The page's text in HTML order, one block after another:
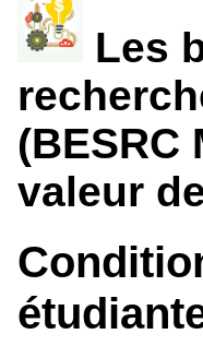
Les
valeur